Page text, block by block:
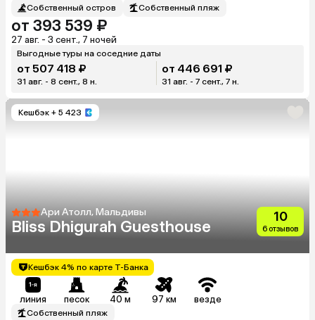
Собственный остров Собственный пляж
от 393 539 ₽
27 авг. - 3 сент., 7 ночей
Выгодные туры на соседние даты
от 507 418 ₽
31 авг. - 8 сент., 8 н.
от 446 691 ₽
31 авг. - 7 сент., 7 н.
Кешбэк + 5 423
Ари Атолл, Мальдивы
Bliss Dhigurah Guesthouse
10
6 отзывов
Кешбэк 4% по карте Т-Банка
линия песок 40 м 97 км везде
Собственный пляж